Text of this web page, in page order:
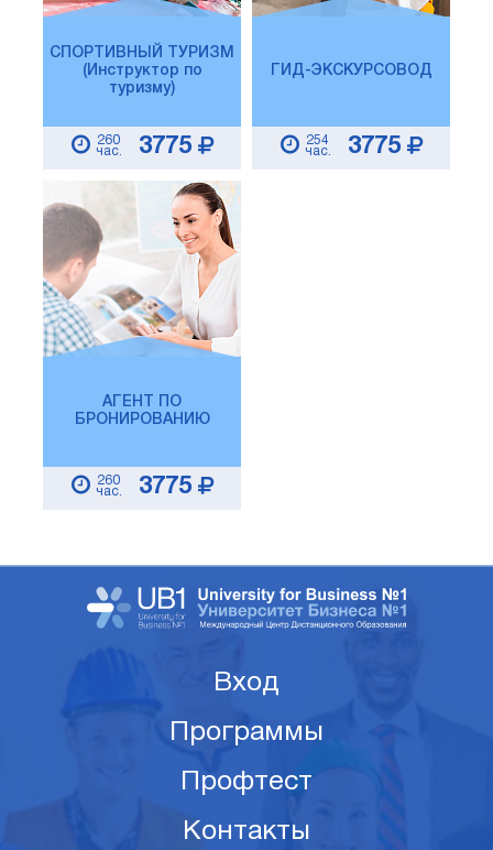
СПОРТИВНЫЙ ТУРИЗМ
(Инструктор по
туризму)
260
час.
3775
ГИД-ЭКСКУРСОВОД
254
час.
3775
АГЕНТ ПО
БРОНИРОВАНИЮ
260
час.
3775
Вход
Программы
Профтест
Контакты